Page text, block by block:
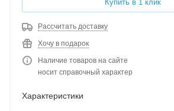
Купить в 1 клик
Рассчитать доставку
Хочу в подарок
Наличие товаров на сайте
носит справочный характер
Характеристики